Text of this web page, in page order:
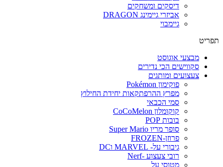
דיסקים ומשחקים
אביזרי גיימינג DRAGON
גיימבוי
תפריט
מבצעי אוגוסט
סקווישים הכי נדירים
צעצועים ומותגים
פוקימון Pokémon
מפרץ ההרפתקאות יחידת החילוץ
סמי הכבאי
קוקומלון CoCoMelon
בובות POP
סופר מריו Super Mario
פרוזן-FROZEN
גיבורי על- MARVEL וDC
רובי צעצוע -Nerf
מטוסי על